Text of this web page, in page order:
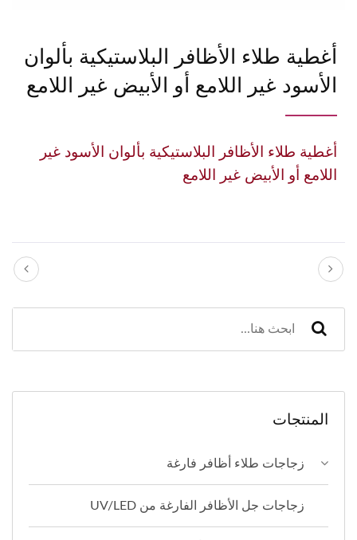
أغطية طلاء الأظافر البلاستيكية بألوان
الأسود غير اللامع أو الأبيض غير اللامع
أغطية طلاء الأظافر البلاستيكية بألوان الأسود غير
اللامع أو الأبيض غير اللامع
المنتجات
زجاجات طلاء أظافر فارغة
زجاجات جل الأظافر الفارغة من UV/LED